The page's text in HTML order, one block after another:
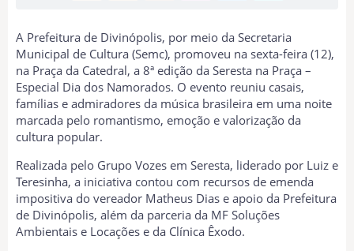
A Prefeitura de Divinópolis, por meio da Secretaria
Municipal de Cultura (Semc), promoveu na sexta-feira (12),
na Praça da Catedral, a 8ª edição da Seresta na Praça –
Especial Dia dos Namorados. O evento reuniu casais,
famílias e admiradores da música brasileira em uma noite
marcada pelo romantismo, emoção e valorização da
cultura popular.
Realizada pelo Grupo Vozes em Seresta, liderado por Luiz e
Teresinha, a iniciativa contou com recursos de emenda
impositiva do vereador Matheus Dias e apoio da Prefeitura
de Divinópolis, além da parceria da MF Soluções
Ambientais e Locações e da Clínica Êxodo.